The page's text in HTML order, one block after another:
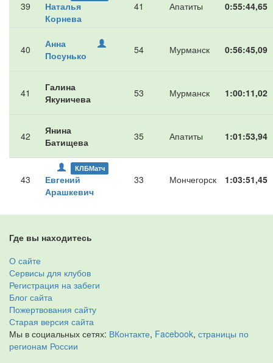
39
Наталья
Корнева
41 Апатиты 0:55:44,65
40
Анна
Посунько
54 Мурманск 0:56:45,09
41
Галина
Якуничева
53 Мурманск 1:00:11,02
42
Янина
Батищева
35 Апатиты 1:01:53,94
43
КЛБМатч
Евгений
Арашкевич
33 Мончегорск 1:03:51,45
Где вы находитесь
О сайте
Сервисы для клубов
Регистрация на забеги
Блог сайта
Пожертвования сайту
Старая версия сайта
Мы в социальных сетях: ВКонтакте, Facebook, страницы по
регионам России